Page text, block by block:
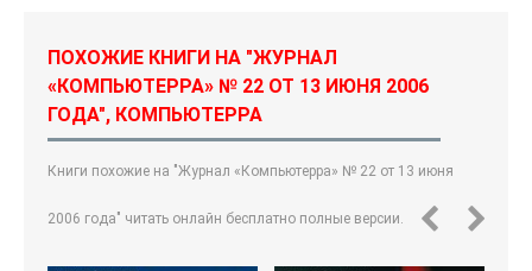
ПОХОЖИЕ КНИГИ НА "ЖУРНАЛ
«КОМПЬЮТЕРРА» № 22 ОТ 13 ИЮНЯ 2006
ГОДА", КОМПЬЮТЕРРА
Книги похожие на "Журнал «Компьютерра» № 22 от 13 июня
2006 года" читать онлайн бесплатно полные версии.